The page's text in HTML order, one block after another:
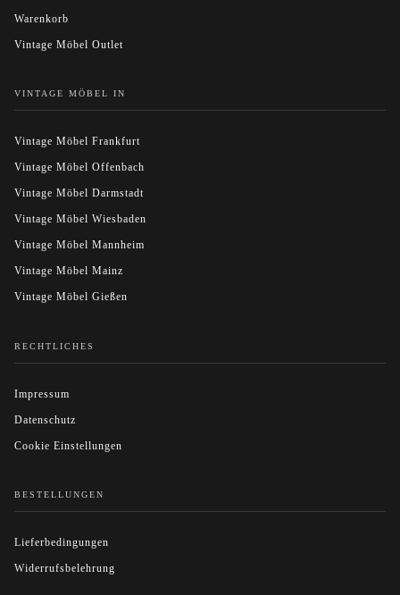
Warenkorb
Vintage Möbel Outlet
VINTAGE MÖBEL IN
Vintage Möbel Frankfurt
Vintage Möbel Offenbach
Vintage Möbel Darmstadt
Vintage Möbel Wiesbaden
Vintage Möbel Mannheim
Vintage Möbel Mainz
Vintage Möbel Gießen
RECHTLICHES
Impressum
Datenschutz
Cookie Einstellungen
BESTELLUNGEN
Lieferbedingungen
Widerrufsbelehrung